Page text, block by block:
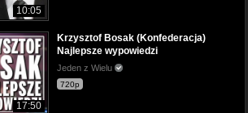
10:05
17:50
Krzysztof Bosak (Konfederacja)
Najlepsze wypowiedzi
Jeden z Wielu
720p